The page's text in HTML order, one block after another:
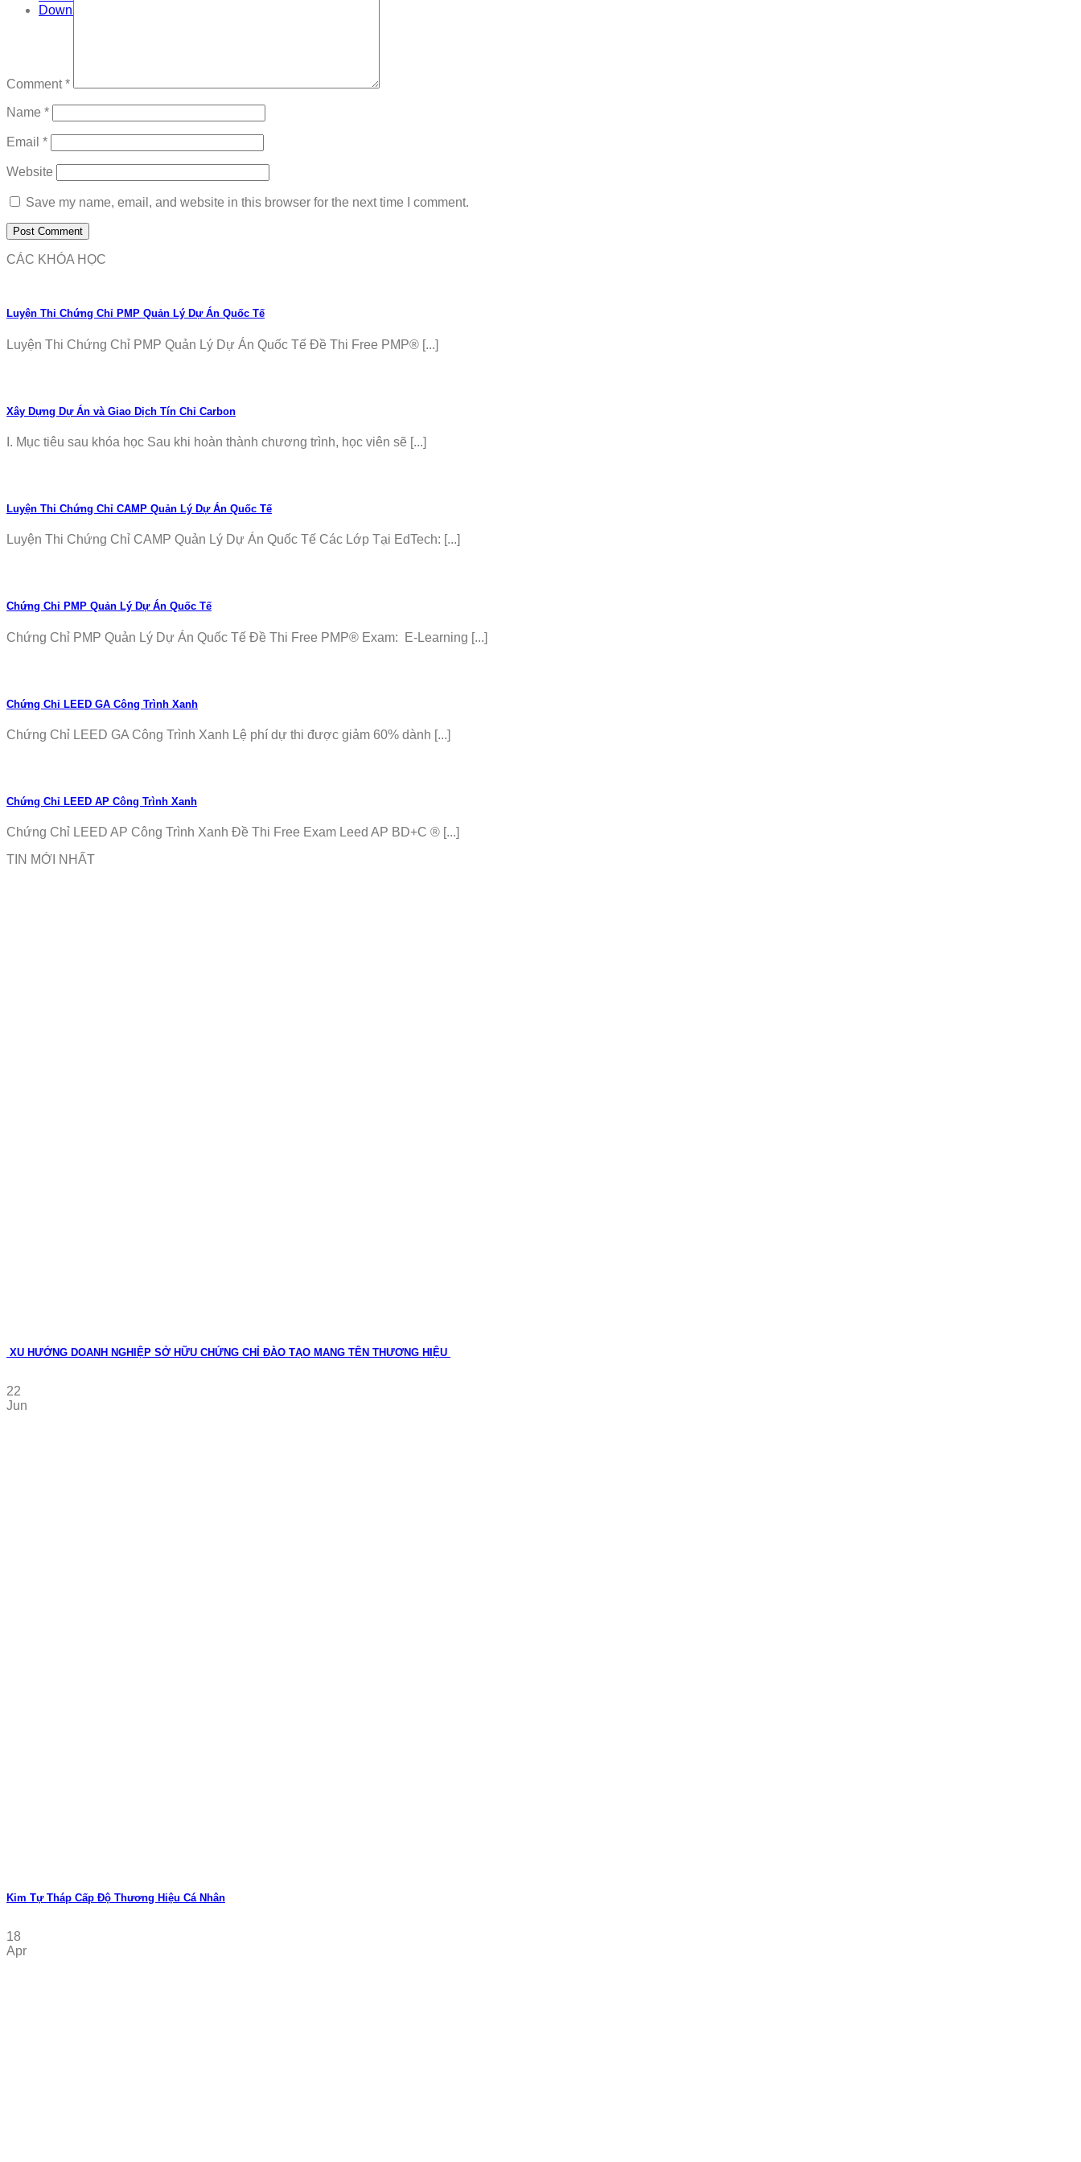
Download
Comment*
Name *
Email *
Website
Save my name, email, and website in this browser for the next time I comment.
CÁC KHÓA HỌC
Luyện Thi Chứng Chỉ PMP Quản Lý Dự Án Quốc Tế
Luyện Thi Chứng Chỉ PMP Quản Lý Dự Án Quốc Tế Đề Thi Free PMP® [...]
Xây Dựng Dự Án và Giao Dịch Tín Chỉ Carbon
I. Mục tiêu sau khóa học Sau khi hoàn thành chương trình, học viên sẽ [...]
Luyện Thi Chứng Chỉ CAMP Quản Lý Dự Án Quốc Tế
Luyện Thi Chứng Chỉ CAMP Quản Lý Dự Án Quốc Tế Các Lớp Tại EdTech: [...]
Chứng Chỉ PMP Quản Lý Dự Án Quốc Tế
Chứng Chỉ PMP Quản Lý Dự Án Quốc Tế Đề Thi Free PMP® Exam: E-Learning [...]
Chứng Chỉ LEED GA Công Trình Xanh
Chứng Chỉ LEED GA Công Trình Xanh Lệ phí dự thi được giảm 60% dành [...]
Chứng Chỉ LEED AP Công Trình Xanh
Chứng Chỉ LEED AP Công Trình Xanh Đề Thi Free Exam Leed AP BD+C ® [...]
TIN MỚI NHẤT
XU HƯỚNG DOANH NGHIỆP SỞ HỮU CHỨNG CHỈ ĐÀO TẠO MANG TÊN THƯƠNG HIỆU
22
Jun
Kim Tự Tháp Cấp Độ Thương Hiệu Cá Nhân
18
Apr